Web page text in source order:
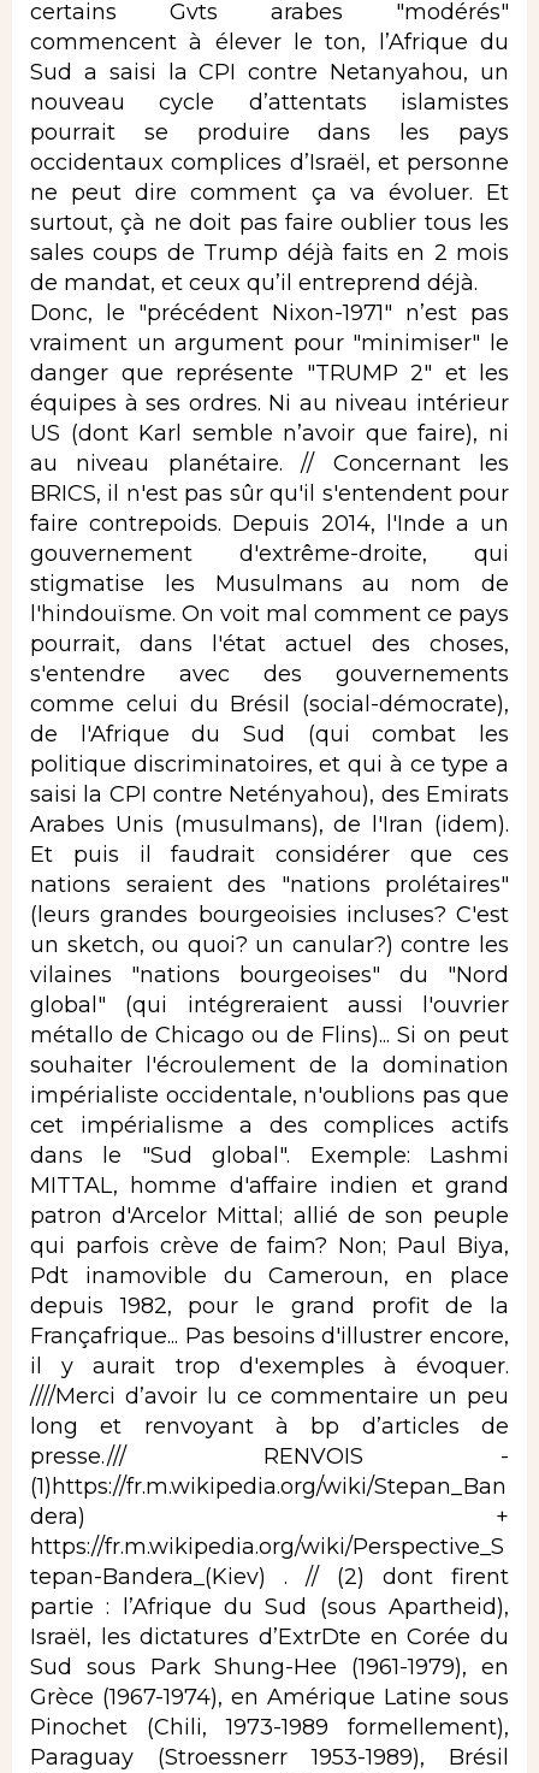
certains Gvts arabes "modérés"
commencent à élever le ton, l’Afrique du
Sud a saisi la CPI contre Netanyahou, un
nouveau cycle d’attentats islamistes
pourrait se produire dans les pays
occidentaux complices d’Israël, et personne
ne peut dire comment ça va évoluer. Et
surtout, çà ne doit pas faire oublier tous les
sales coups de Trump déjà faits en 2 mois
de mandat, et ceux qu’il entreprend déjà.
Donc, le "précédent Nixon-1971" n’est pas
vraiment un argument pour "minimiser" le
danger que représente "TRUMP 2" et les
équipes à ses ordres. Ni au niveau intérieur
US (dont Karl semble n’avoir que faire), ni
au niveau planétaire. // Concernant les
BRICS, il n'est pas sûr qu'il s'entendent pour
faire contrepoids. Depuis 2014, l'Inde a un
gouvernement d'extrême-droite, qui
stigmatise les Musulmans au nom de
l'hindouïsme. On voit mal comment ce pays
pourrait, dans l'état actuel des choses,
s'entendre avec des gouvernements
comme celui du Brésil (social-démocrate),
de l'Afrique du Sud (qui combat les
politique discriminatoires, et qui à ce type a
saisi la CPI contre Netényahou), des Emirats
Arabes Unis (musulmans), de l'Iran (idem).
Et puis il faudrait considérer que ces
nations seraient des "nations prolétaires"
(leurs grandes bourgeoisies incluses? C'est
un sketch, ou quoi? un canular?) contre les
vilaines "nations bourgeoises" du "Nord
global" (qui intégreraient aussi l'ouvrier
métallo de Chicago ou de Flins)... Si on peut
souhaiter l'écroulement de la domination
impérialiste occidentale, n'oublions pas que
cet impérialisme a des complices actifs
dans le "Sud global". Exemple: Lashmi
MITTAL, homme d'affaire indien et grand
patron d'Arcelor Mittal; allié de son peuple
qui parfois crève de faim? Non; Paul Biya,
Pdt inamovible du Cameroun, en place
depuis 1982, pour le grand profit de la
Françafrique... Pas besoins d'illustrer encore,
il y aurait trop d'exemples à évoquer.
////Merci d’avoir lu ce commentaire un peu
long et renvoyant à bp d’articles de
presse./// RENVOIS -
(1) https://fr.m.wikipedia.org/wiki/Stepan_Ban
dera) +
https://fr.m.wikipedia.org/wiki/Perspective_S
tepan-Bandera_(Kiev) . // (2) dont firent
partie : l’Afrique du Sud (sous Apartheid),
Israël, les dictatures d’ExtrDte en Corée du
Sud sous Park Shung-Hee (1961-1979), en
Grèce (1967-1974), en Amérique Latine sous
Pinochet (Chili, 1973-1989 formellement),
Paraguay (Stroessnerr 1953-1989), Brésil